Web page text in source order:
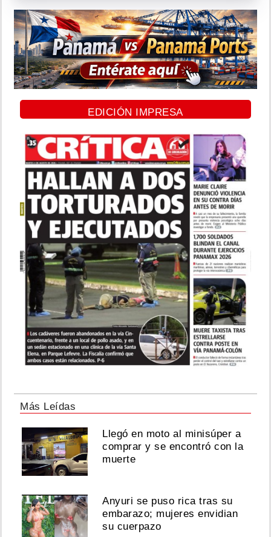
EDICIÓN IMPRESA
Más Leídas
Llegó en moto al minisúper a
comprar y se encontró con la
muerte
Anyuri se puso rica tras su
embarazo; mujeres envidian
su cuerpazo